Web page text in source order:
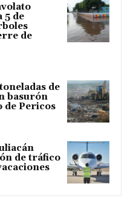
5 de
de
de
basurón
de Pericos
de tráfico